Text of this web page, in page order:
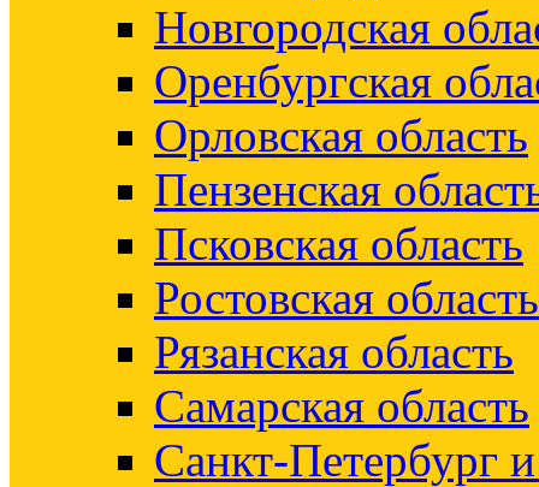
Новгородская
Оренбургская
Орловская область
Пензенская
Псковская область
Ростовская область
Рязанская область
Самарская область
Санкт-Петербург